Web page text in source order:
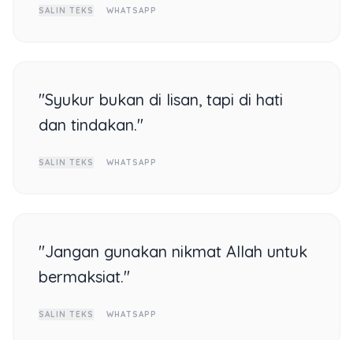
SALIN TEKS WHATSAPP
"Syukur bukan di lisan, tapi di hati
dan tindakan."
SALIN TEKS WHATSAPP
"Jangan gunakan nikmat Allah untuk
bermaksiat."
SALIN TEKS WHATSAPP